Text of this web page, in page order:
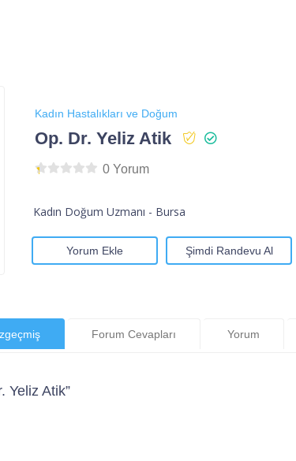
Kadın Hastalıkları ve Doğum
Op. Dr. Yeliz Atik
0 Yorum
Kadın Doğum Uzmanı - Bursa
Yorum Ekle Şimdi Randevu Al
Forum Cevapları Yorum
Yeliz Atik”